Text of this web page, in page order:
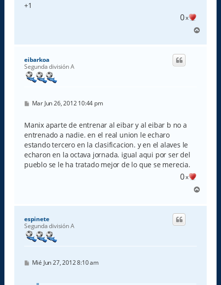
+1
0x
r
eibarkoa
Segunda división A
M
s
a
j
e
Mar Jun 26, 2012 10:44 pm
Manix aparte de entrenar al eibar y al eibar b no a
entrenado a nadie. en el real union le echaro
estando tercero en la clasificacion. y en el alaves le
echaron en la octava jornada. igual aqui por ser del
pueblo se le ha tratado mejor de lo que se merecia.
0x
r
espinete
Segunda división A
M
Mié Jun 27, 2012 8:10 am